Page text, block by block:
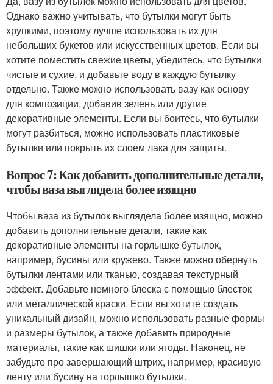
Однако важно учитывать, что бутылки могут быть
хрупкими, поэтому лучше использовать их для
небольших букетов или искусственных цветов. Если вы
хотите поместить свежие цветы, убедитесь, что бутылки
чистые и сухие, и добавьте воду в каждую бутылку
отдельно. Также можно использовать вазу как основу
для композиции, добавив зелень или другие
декоративные элементы. Если вы боитесь, что бутылки
могут разбиться, можно использовать пластиковые
бутылки или покрыть их слоем лака для защиты.
Вопрос 7: Как добавить дополнительные детали,
чтобы ваза выглядела более изящно
Чтобы ваза из бутылок выглядела более изящно, можно
добавить дополнительные детали, такие как
декоративные элементы на горлышке бутылок,
например, бусины или кружево. Также можно обернуть
бутылки лентами или тканью, создавая текстурный
эффект. Добавьте немного блеска с помощью блесток
или металлической краски. Если вы хотите создать
уникальный дизайн, можно использовать разные формы
и размеры бутылок, а также добавить природные
материалы, такие как шишки или ягоды. Наконец, не
забудьте про завершающий штрих, например, красивую
ленту или бусину на горлышко бутылки.